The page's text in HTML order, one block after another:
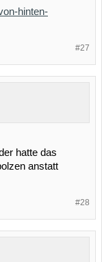
hinten-
#27
hatte das
anstatt
#28